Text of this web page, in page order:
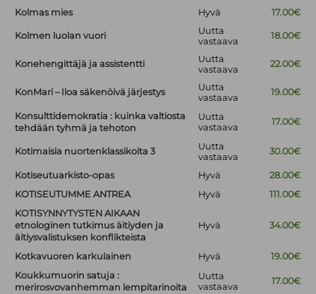
Kolmas mies Hyvä 17.00€
Kolmen luolan vuori
Uutta
vastaava
18.00€
Konehengittäjä ja assistentti
Uutta
vastaava
22.00€
KonMari – Iloa säkenöivä järjestys
Uutta
vastaava
19.00€
Konsulttidemokratia : kuinka valtiosta
tehdään tyhmä ja tehoton
Uutta
vastaava
17.00€
Kotimaisia nuortenklassikoita 3
Uutta
vastaava
30.00€
Kotiseutuarkisto-opas Hyvä
28.00€
KOTISEUTUMME ANTREA
Hyvä
111.00€
KOTISYNNYTYSTEN AIKAAN
etnologinen tutkimus äitiyden ja
äitiysvalistuksen konflikteista
Hyvä 34.00€
Kotkavuoren karkulainen Hyvä
19.00€
Koukkumuorin satuja :
merirosvovanhemman lempitarinoita
Uutta
vastaava
17.00€